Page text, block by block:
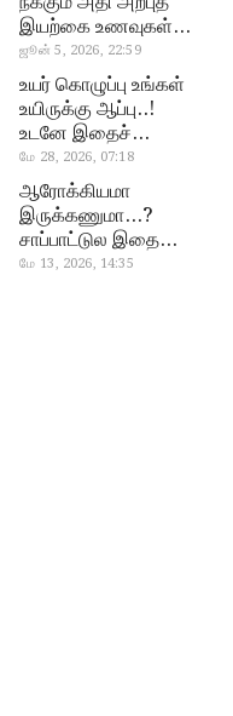
இயற்கை உணவுகள்…
தவற விட்டுறாதீங்க!
ஜூன் 5, 2026, 22:59
உயர் கொழுப்பு உங்கள்
உயிருக்கு ஆப்பு..!
உடனே இதைச்
செய்யுங்க!
மே 28, 2026, 07:18
ஆரோக்கியமா
இருக்கணுமா…?
சாப்பாட்டுல இதை
எல்லாம்
மே 13, 2026, 14:35